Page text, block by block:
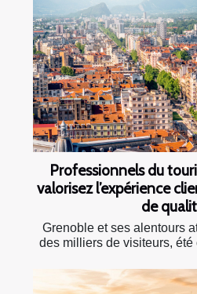
Professionnels du
valorisez l’expérience
de
Grenoble et ses alentours
des milliers de visiteurs, été